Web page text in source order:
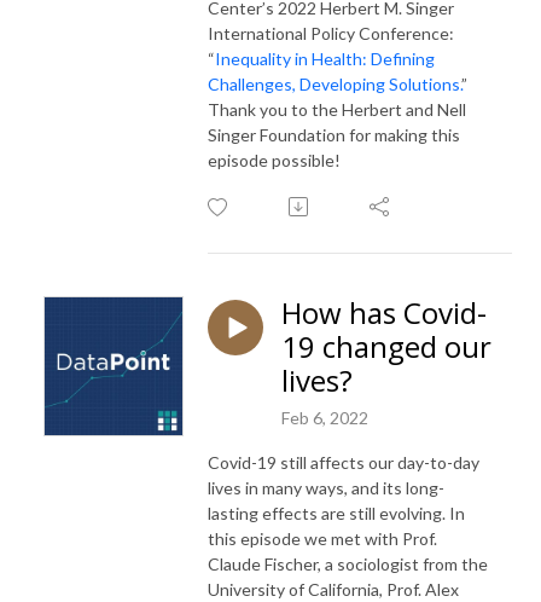
Center’s 2022 Herbert M. Singer
International Policy Conference:
“Inequality in Health: Defining
Challenges, Developing Solutions.”
Thank you to the Herbert and Nell
Singer Foundation for making this
episode possible!
How has Covid-
19 changed our
lives?
Feb 6, 2022
Covid-19 still affects our day-to-day
lives in many ways, and its long-
lasting effects are still evolving. In
this episode we met with Prof.
Claude Fischer, a sociologist from the
University of California, Prof. Alex